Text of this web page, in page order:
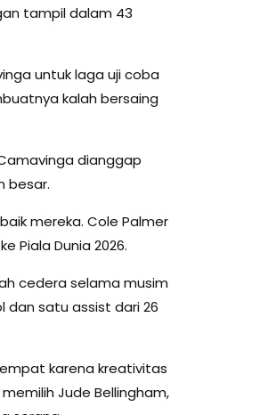
tampil dalam 43
untuk laga uji coba
kalah bersaing
dianggap
besar.
mereka. Cole Palmer
Piala Dunia 2026.
cedera selama musim
dan satu assist dari 26
karena kreativitas
Jude Bellingham,